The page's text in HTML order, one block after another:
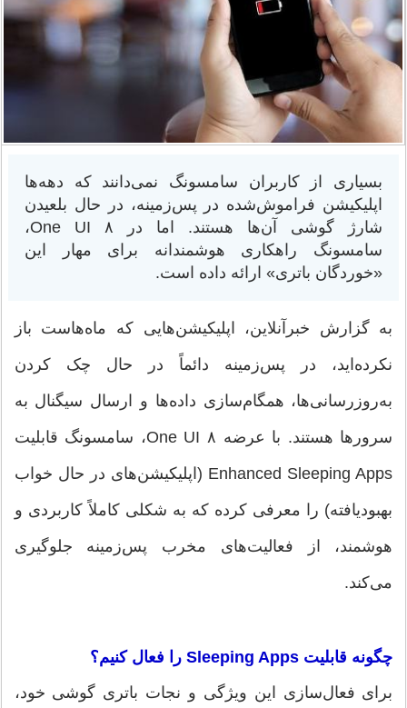
بسیاری از کاربران سامسونگ نمی‌دانند که دهه‌ها
اپلیکیشن فراموش‌شده در پس‌زمینه، در حال بلعیدن
شارژ گوشی آن‌ها هستند. اما در One UI ۸،
سامسونگ راهکاری هوشمندانه برای مهار این
«خوردگان باتری» ارائه داده است.
به گزارش خبرآنلاین، اپلیکیشن‌هایی که ماه‌هاست باز
نکرده‌اید، در پس‌زمینه دائماً در حال چک کردن
به‌روزرسانی‌ها، همگام‌سازی داده‌ها و ارسال سیگنال به
سرورها هستند. با عرضه One UI ۸، سامسونگ قابلیت
Enhanced Sleeping Apps (اپلیکیشن‌های در حال خواب
بهبودیافته) را معرفی کرده که به شکلی کاملاً کاربردی و
هوشمند، از فعالیت‌های مخرب پس‌زمینه جلوگیری
می‌کند.
چگونه قابلیت Sleeping Apps را فعال کنیم؟
برای فعال‌سازی این ویژگی و نجات باتری گوشی خود،